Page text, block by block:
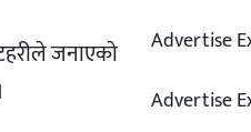
जनाएकाे
Advertise
Advertise